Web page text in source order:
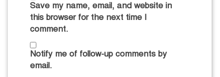
Save my name, email, and website in
this browser for the next time I
comment.
Notify me of follow-up comments by
email.